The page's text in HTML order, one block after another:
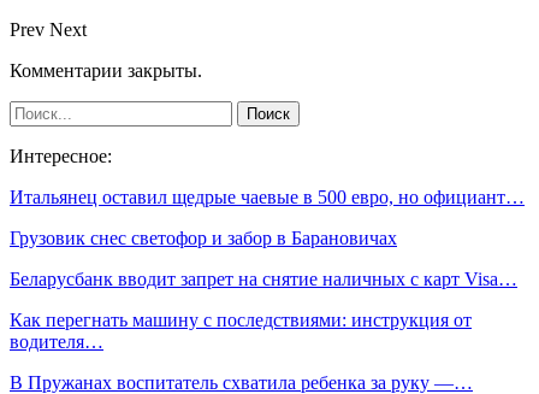
Prev Next
Комментарии закрыты.
Интересное:
Итальянец оставил щедрые чаевые в 500 евро, но официант…
Грузовик снес светофор и забор в Барановичах
Беларусбанк вводит запрет на снятие наличных с карт Visa…
Как перегнать машину с последствиями: инструкция от
водителя…
В Пружанах воспитатель схватила ребенка за руку —…